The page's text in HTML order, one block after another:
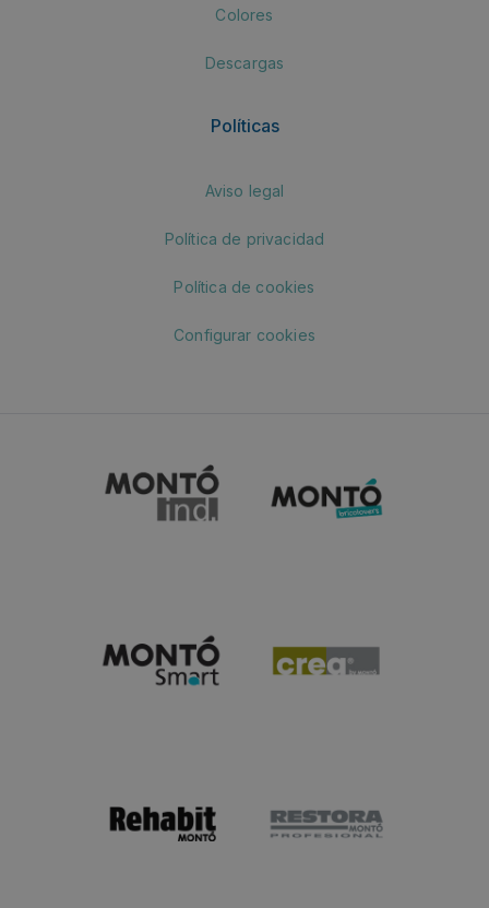
Colores
Descargas
Políticas
Aviso legal
Política de privacidad
Política de cookies
Configurar cookies